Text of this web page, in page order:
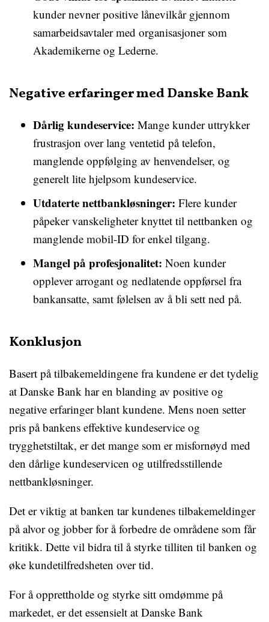
kunder nevner positive lånevilkår gjennom
samarbeidsavtaler med organisasjoner som
Akademikerne og Lederne.
Negative erfaringer med Danske Bank
Dårlig kundeservice: Mange kunder uttrykker
frustrasjon over lang ventetid på telefon,
manglende oppfølging av henvendelser, og
generelt lite hjelpsom kundeservice.
Utdaterte nettbankløsninger: Flere kunder
påpeker vanskeligheter knyttet til nettbanken og
manglende mobil-ID for enkel tilgang.
Mangel på profesjonalitet: Noen kunder
opplever arrogant og nedlatende oppførsel fra
bankansatte, samt følelsen av å bli sett ned på.
Konklusjon
Basert på tilbakemeldingene fra kundene er det tydelig
at Danske Bank har en blanding av positive og
negative erfaringer blant kundene. Mens noen setter
pris på bankens effektive kundeservice og
trygghetstiltak, er det mange som er misfornøyd med
den dårlige kundeservicen og utilfredsstillende
nettbankløsninger.
Det er viktig at banken tar kundenes tilbakemeldinger
på alvor og jobber for å forbedre de områdene som får
kritikk. Dette vil bidra til å styrke tilliten til banken og
øke kundetilfredsheten over tid.
For å opprettholde og styrke sitt omdømme på
markedet, er det essensielt at Danske Bank